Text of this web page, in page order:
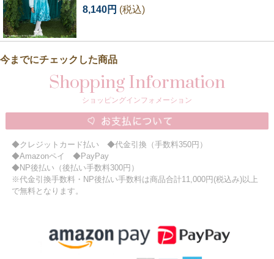
8,140円 (税込)
今までにチェックした商品
Shopping Information
ショッピングインフォメーション
◆クレジットカード払い ◆代金引換（手数料350円）
◆Amazonペイ ◆PayPay
◆NP後払い（後払い手数料300円）
※代金引換手数料・NP後払い手数料は商品合計11,000円(税込み)以上
で無料となります。